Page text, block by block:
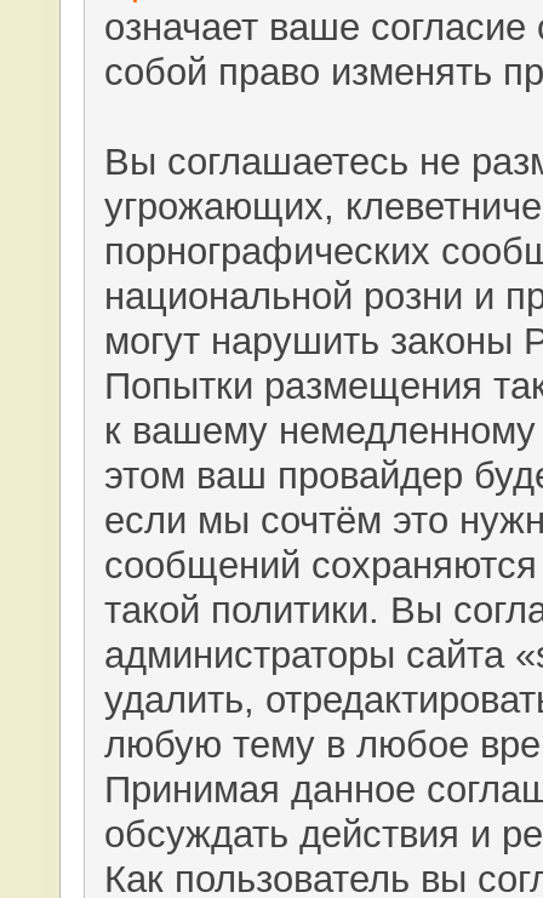
означает ваше
собой право изменять
Вы соглашаетесь не
угрожающих,
порнографических
национальной розни и
могут нарушить
Попытки размещения
к вашему
этом ваш провайдер
если мы сочтём это
сообщений
такой политики. Вы
администраторы сайта
удалить,
любую тему в любое
Принимая данное
обсуждать действия и
Как пользователь вы